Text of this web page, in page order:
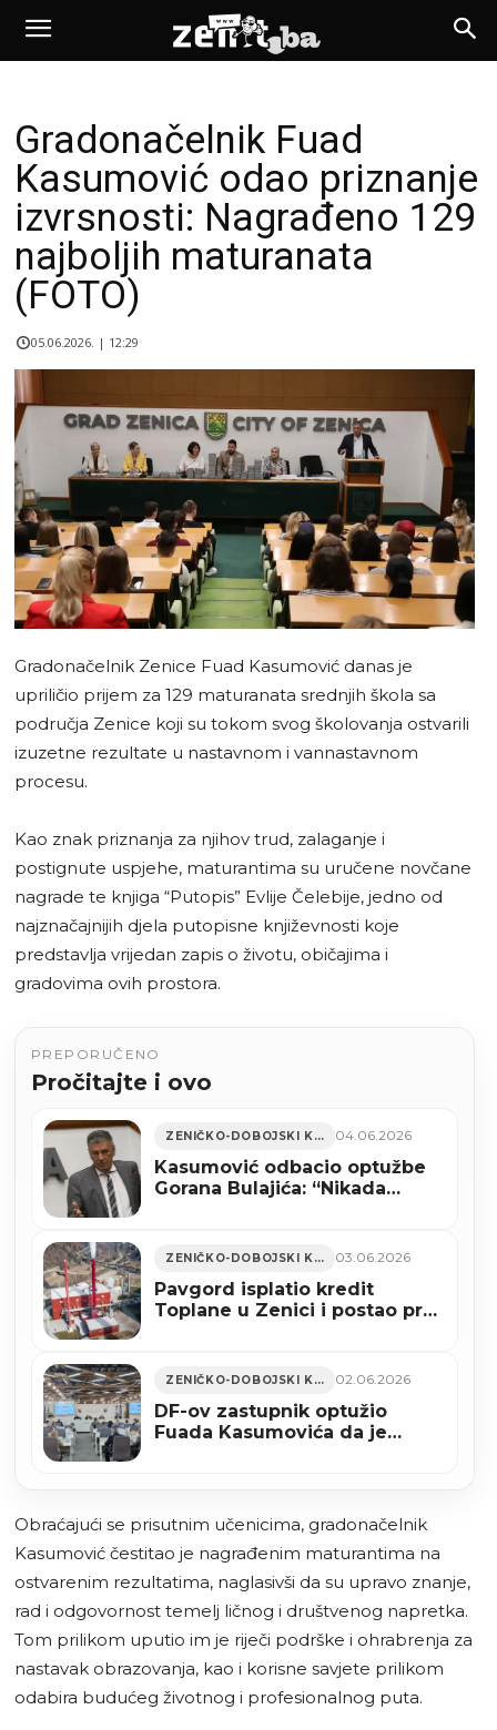
Gradonačelnik Fuad
Kasumović odao priznanje
izvrsnosti: Nagrađeno 129
najboljih maturanata
(FOTO)
05.06.2026. | 12:29
Gradonačelnik Zenice Fuad Kasumović danas je
upriličio prijem za 129 maturanata srednjih škola sa
područja Zenice koji su tokom svog školovanja ostvarili
izuzetne rezultate u nastavnom i vannastavnom
procesu.
Kao znak priznanja za njihov trud, zalaganje i
postignute uspjehe, maturantima su uručene novčane
nagrade te knjiga “Putopis” Evlije Čelebije, jedno od
najznačajnijih djela putopisne književnosti koje
predstavlja vrijedan zapis o životu, običajima i
gradovima ovih prostora.
PREPORUČENO
Pročitajte i ovo
ZENIČKO-DOBOJSKI KANTON 04.06.2026
Kasumović odbacio optužbe
Gorana Bulajića: “Nikada
ZENIČKO-DOBOJSKI KANTON 03.06.2026
Pavgord isplatio kredit
Toplane u Zenici i postao prvi
ZENIČKO-DOBOJSKI KANTON 02.06.2026
DF-ov zastupnik optužio
Fuada Kasumovića da je
Obraćajući se prisutnim učenicima, gradonačelnik
Kasumović čestitao je nagrađenim maturantima na
ostvarenim rezultatima, naglasivši da su upravo znanje,
rad i odgovornost temelj ličnog i društvenog napretka.
Tom prilikom uputio im je riječi podrške i ohrabrenja za
nastavak obrazovanja, kao i korisne savjete prilikom
odabira budućeg životnog i profesionalnog puta.